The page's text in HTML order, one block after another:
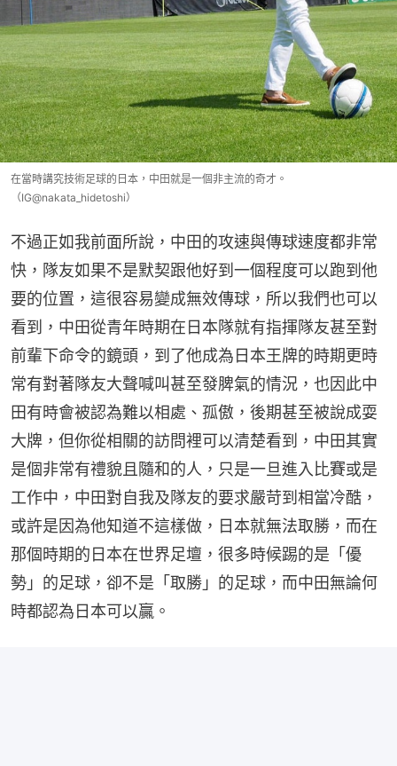
在當時講究技術足球的日本，中田就是一個非主流的奇才。
（IG@nakata_hidetoshi）
不過正如我前面所說，中田的攻速與傳球速度都非常
快，隊友如果不是默契跟他好到一個程度可以跑到他
要的位置，這很容易變成無效傳球，所以我們也可以
看到，中田從青年時期在日本隊就有指揮隊友甚至對
前輩下命令的鏡頭，到了他成為日本王牌的時期更時
常有對著隊友大聲喊叫甚至發脾氣的情況，也因此中
田有時會被認為難以相處、孤傲，後期甚至被說成耍
大牌，但你從相關的訪問裡可以清楚看到，中田其實
是個非常有禮貌且隨和的人，只是一旦進入比賽或是
工作中，中田對自我及隊友的要求嚴苛到相當冷酷，
或許是因為他知道不這樣做，日本就無法取勝，而在
那個時期的日本在世界足壇，很多時候踢的是「優
勢」的足球，卻不是「取勝」的足球，而中田無論何
時都認為日本可以贏。